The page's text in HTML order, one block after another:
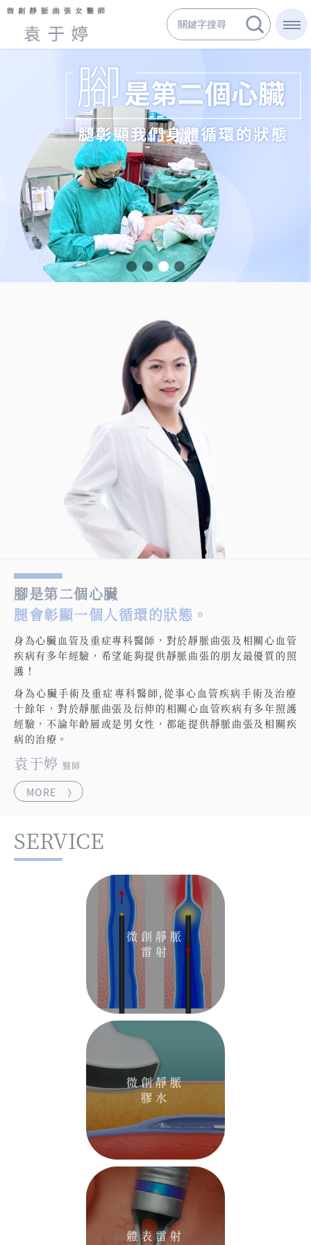
腳是第二個心臟
腿會彰顯一個人循環的狀態。
身為心臟血管及重症專科醫師，對於靜脈曲張及相關心血管
疾病有多年經驗，希望能夠提供靜脈曲張的朋友最優質的照
護！
身為心臟手術及重症專科醫師,從事心血管疾病手術及治療
十餘年，對於靜脈曲張及衍伸的相關心血管疾病有多年照護
經驗，不論年齡層或是男女性，都能提供靜脈曲張及相關疾
病的治療。
袁于婷 醫師
MORE 〉
SERVICE
微創靜脈
雷射
微創靜脈
膠水
體表雷射